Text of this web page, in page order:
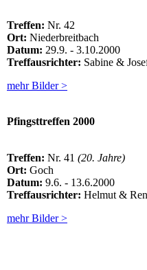
Treffen: Nr. 42
Ort: Niederbreitbach
Datum: 29.9. - 3.10.2000
Treffausrichter: Sabine &
mehr Bilder >
Pfingsttreffen 2000
Treffen: Nr. 41 (20. Jahre)
Ort: Goch
Datum: 9.6. - 13.6.2000
Treffausrichter: Helmut &
mehr Bilder >